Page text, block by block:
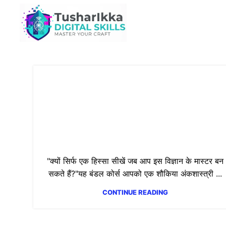
"क्यों सिर्फ एक हिस्सा सीखें जब आप इस विज्ञान के मास्टर बन
सकते हैं?"यह बंडल कोर्स आपको एक शौकिया अंकशास्त्री ...
CONTINUE READING